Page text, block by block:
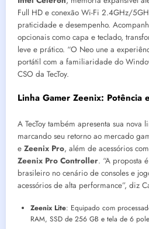
Full HD e conexão Wi-Fi 2.4GHz/
praticidade e desempenho.
opcionais como capa e teclado,
leve e prático. “O Neo une a
portátil com a familiaridade do
CSO da TecToy.
Linha Gamer Zeenix: Potência
A TecToy também apresenta sua nova
marcando seu retorno ao mercado
e Zeenix Pro, além de acessórios
Zeenix Pro Controller. “A proposta
brasileiro no cenário de consoles e
acessórios de alta performance”, diz
Zeenix Lite: Equipado com
RAM, SSD de 256 GB e tela de 6